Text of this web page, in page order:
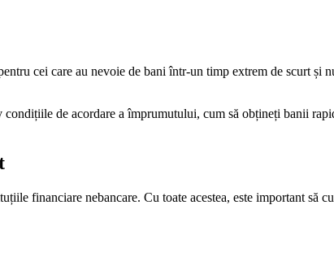
cei care au nevoie de bani într-un timp extrem de scurt și
de acordare a împrumutului, cum să obțineți banii
financiare nebancare. Cu toate acestea, este important să